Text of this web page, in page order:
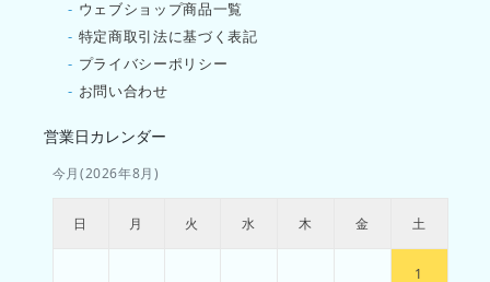
- ウェブショップ商品一覧
- 特定商取引法に基づく表記
- プライバシーポリシー
- お問い合わせ
営業日カレンダー
今月(2026年8月)
日 月 火 水 木 金 土
1